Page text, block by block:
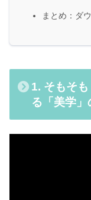
まとめ：ダ
1. そもそ
る「美学」